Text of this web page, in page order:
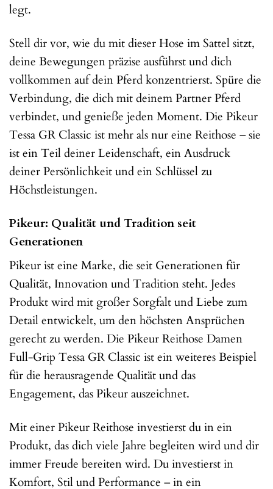
legt.
Stell dir vor, wie du mit dieser Hose im Sattel sitzt,
deine Bewegungen präzise ausführst und dich
vollkommen auf dein Pferd konzentrierst. Spüre die
Verbindung, die dich mit deinem Partner Pferd
verbindet, und genieße jeden Moment. Die Pikeur
Tessa GR Classic ist mehr als nur eine Reithose – sie
ist ein Teil deiner Leidenschaft, ein Ausdruck
deiner Persönlichkeit und ein Schlüssel zu
Höchstleistungen.
Pikeur: Qualität und Tradition seit
Generationen
Pikeur ist eine Marke, die seit Generationen für
Qualität, Innovation und Tradition steht. Jedes
Produkt wird mit großer Sorgfalt und Liebe zum
Detail entwickelt, um den höchsten Ansprüchen
gerecht zu werden. Die Pikeur Reithose Damen
Full-Grip Tessa GR Classic ist ein weiteres Beispiel
für die herausragende Qualität und das
Engagement, das Pikeur auszeichnet.
Mit einer Pikeur Reithose investierst du in ein
Produkt, das dich viele Jahre begleiten wird und dir
immer Freude bereiten wird. Du investierst in
Komfort, Stil und Performance – in ein